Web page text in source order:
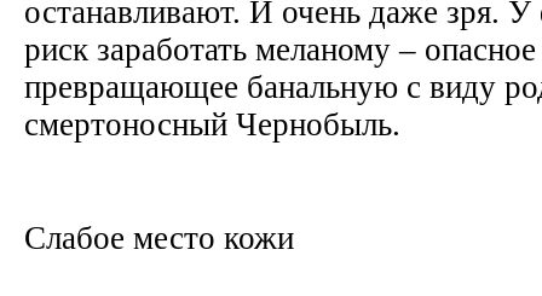
останавливают. И очень даже зря. У
риск заработать меланому –
превращающее банальную с виду
смертоносный Чернобыль.
Слабое место кожи